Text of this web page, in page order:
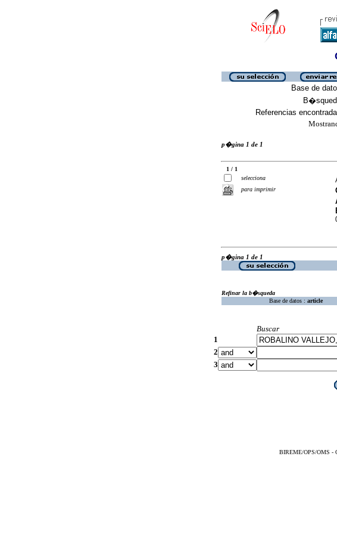
Base de
Referencias
p�gina 1 de 1
1 / 1
selecciona
para imprimir
p�gina 1 de 1
Refinar la b�squeda
Base de datos : article
Buscar
1
2
3
BIREME/OPS/OMS -